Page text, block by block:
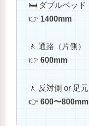
🛏️ ダブルベッド
👉 1400mm
🚶 通路（片側）
👉 600mm
🚶 反対側 or 足元
👉 600〜800mm